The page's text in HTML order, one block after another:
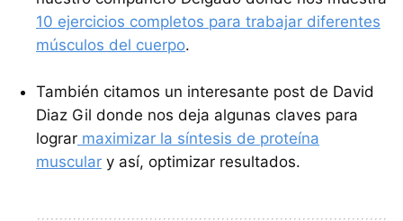
10 ejercicios completos para trabajar diferentes
músculos del cuerpo.
También citamos un interesante post de David
Diaz Gil donde nos deja algunas claves para
lograr maximizar la síntesis de proteína
muscular y así, optimizar resultados.